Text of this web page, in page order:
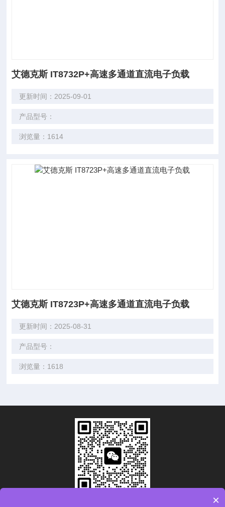
艾德克斯 IT8732P+高速多通道直流电子负载
更新时间：2025-09-01
产品型号：
浏览量：1614
艾德克斯 IT8723P+高速多通道直流电子负载
更新时间：2025-08-31
产品型号：
浏览量：1618
×